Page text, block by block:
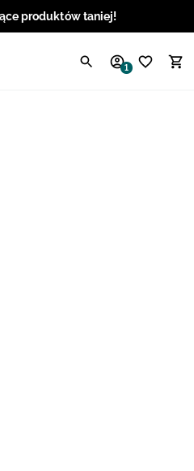
produktów taniej!
1